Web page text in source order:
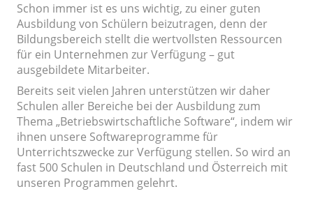
Schon immer ist es uns wichtig, zu einer guten
Ausbildung von Schülern beizutragen, denn der
Bildungsbereich stellt die wertvollsten Ressourcen
für ein Unternehmen zur Verfügung – gut
ausgebildete Mitarbeiter.
Bereits seit vielen Jahren unterstützen wir daher
Schulen aller Bereiche bei der Ausbildung zum
Thema „Betriebswirtschaftliche Software“, indem wir
ihnen unsere Softwareprogramme für
Unterrichtszwecke zur Verfügung stellen. So wird an
fast 500 Schulen in Deutschland und Österreich mit
unseren Programmen gelehrt.